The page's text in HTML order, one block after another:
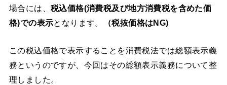
場合には、 税込価格(消費税及び地方消費税を含めた価
格)での表示となります。 （税抜価格はNG)
この税込価格で表示することを消費税法では総額表示義
務というのですが、今回はその総額表示義務について整
理しました。